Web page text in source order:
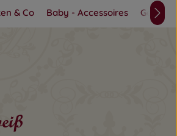
& Co Baby - Accessoires